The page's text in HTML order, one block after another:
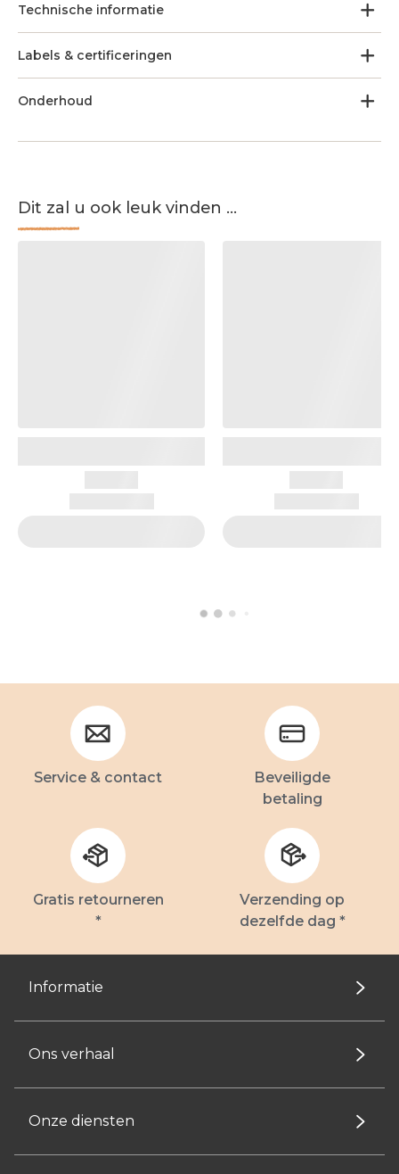
Technische informatie
Labels & certificeringen
Onderhoud
Dit zal u ook leuk vinden ...
Service & contact
Beveiligde
betaling
Gratis retourneren
*
Verzending op
dezelfde dag *
Informatie
Ons verhaal
Onze diensten